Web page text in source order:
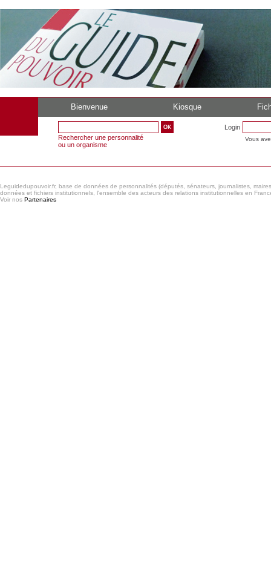
Bienvenue Kiosque
Rechercher une personnalité
ou un organisme
Login
Vous
Leguidedupouvoir.fr, base de données de personnalités (députés, sénateurs, journalistes,
données et fichiers institutionnels, l'ensemble des acteurs des relations institutionnelles en
Voir nos Partenaires